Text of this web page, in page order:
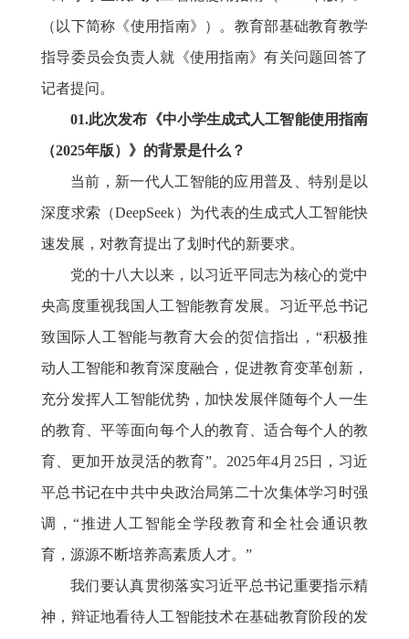
（以下简称《使用指南》）。教育部基础教育教学
指导委员会负责人就《使用指南》有关问题回答了
记者提问。
01.此次发布《中小学生成式人工智能使用指南
（2025年版）》的背景是什么？
当前，新一代人工智能的应用普及、特别是以
深度求索（DeepSeek）为代表的生成式人工智能快
速发展，对教育提出了划时代的新要求。
党的十八大以来，以习近平同志为核心的党中
央高度重视我国人工智能教育发展。习近平总书记
致国际人工智能与教育大会的贺信指出，“积极推
动人工智能和教育深度融合，促进教育变革创新，
充分发挥人工智能优势，加快发展伴随每个人一生
的教育、平等面向每个人的教育、适合每个人的教
育、更加开放灵活的教育”。2025年4月25日，习近
平总书记在中共中央政治局第二十次集体学习时强
调，“推进人工智能全学段教育和全社会通识教
育，源源不断培养高素质人才。”
我们要认真贯彻落实习近平总书记重要指示精
神，辩证地看待人工智能技术在基础教育阶段的发